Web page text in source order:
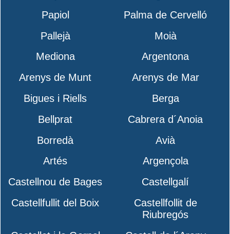
Papiol
Palma de Cervelló
Pallejà
Moià
Mediona
Argentona
Arenys de Munt
Arenys de Mar
Bigues i Riells
Berga
Bellprat
Cabrera d´Anoia
Borredà
Avià
Artés
Argençola
Castellnou de Bages
Castellgalí
Castellfullit del Boix
Castellfollit de
Riubregós